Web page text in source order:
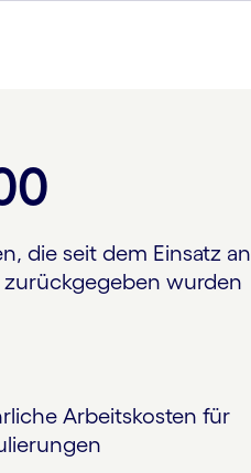
die seit dem Einsatz an
zurückgegeben wurden
Arbeitskosten für